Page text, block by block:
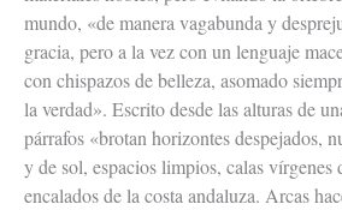
mundo, «de manera vagabunda y
gracia, pero a la vez con un lenguaje
con chispazos de belleza, asomado
la verdad». Escrito desde las alturas de
párrafos «brotan horizontes despejados,
y de sol, espacios limpios, calas vírgenes
encalados de la costa andaluza. Arcas